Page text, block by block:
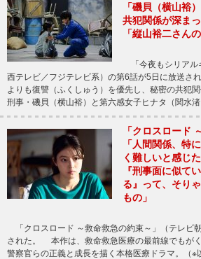
「磯貝（横山裕
共犯関係が深ま
「縦山裕二さん
「今夜もシリアル
西テレビ／フジテレビ系）の第6話が5日に放送
よりも復讐（ふくしゅう）を優先し、秘密の共犯
刑事・磯貝（横山裕）と第六感女子ヒナタ（関水
「クロスロード
「人間関係、特
く難しいと感じ
『刑事面に似て
る』って、そり
もの」
「クロスロード ～救命救急の約束～」（テレビ
された。 本作は、救命救急医療の最前線でもが
警察官らの正義と成長を描く本格医療ドラマ。（※